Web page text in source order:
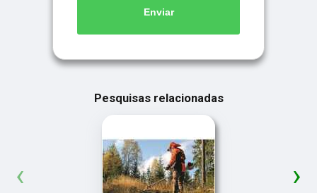
Enviar
Pesquisas relacionadas
‹ ›